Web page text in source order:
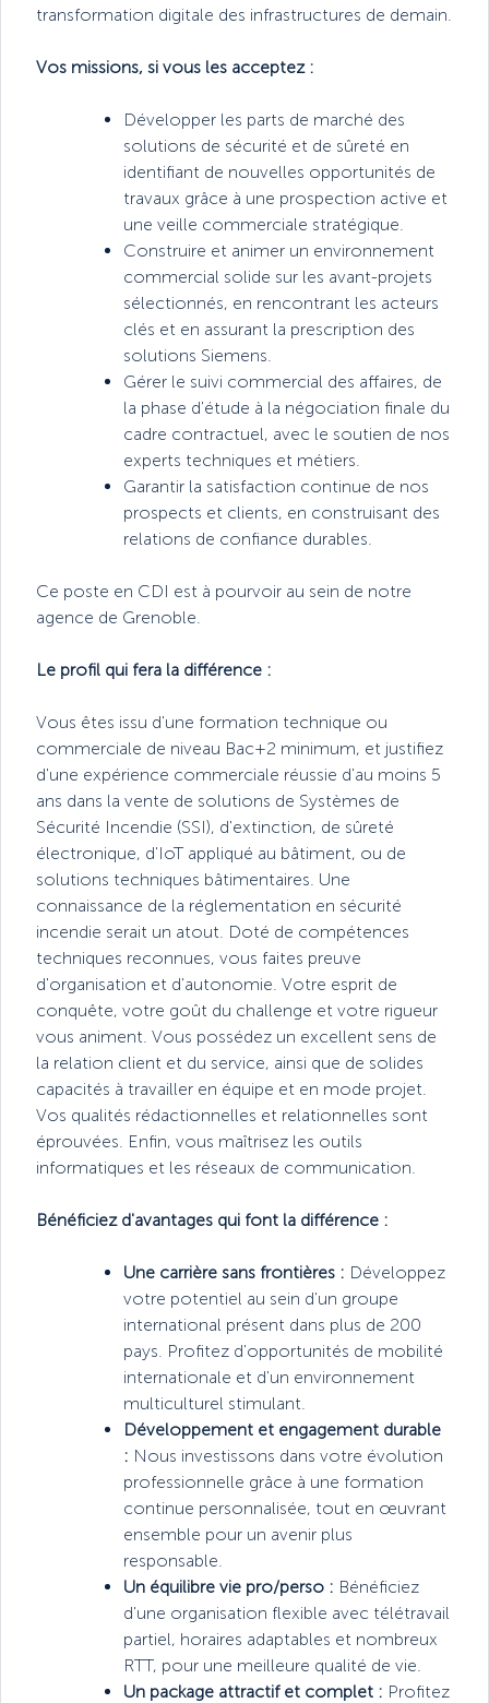
transformation digitale des infrastructures de demain.
Vos missions, si vous les acceptez :
Développer les parts de marché des
solutions de sécurité et de sûreté en
identifiant de nouvelles opportunités de
travaux grâce à une prospection active et
une veille commerciale stratégique.
Construire et animer un environnement
commercial solide sur les avant-projets
sélectionnés, en rencontrant les acteurs
clés et en assurant la prescription des
solutions Siemens.
Gérer le suivi commercial des affaires, de
la phase d'étude à la négociation finale du
cadre contractuel, avec le soutien de nos
experts techniques et métiers.
Garantir la satisfaction continue de nos
prospects et clients, en construisant des
relations de confiance durables.
Ce poste en CDI est à pourvoir au sein de notre
agence de Grenoble.
Le profil qui fera la différence :
Vous êtes issu d'une formation technique ou
commerciale de niveau Bac+2 minimum, et justifiez
d'une expérience commerciale réussie d'au moins 5
ans dans la vente de solutions de Systèmes de
Sécurité Incendie (SSI), d'extinction, de sûreté
électronique, d'IoT appliqué au bâtiment, ou de
solutions techniques bâtimentaires. Une
connaissance de la réglementation en sécurité
incendie serait un atout. Doté de compétences
techniques reconnues, vous faites preuve
d'organisation et d'autonomie. Votre esprit de
conquête, votre goût du challenge et votre rigueur
vous animent. Vous possédez un excellent sens de
la relation client et du service, ainsi que de solides
capacités à travailler en équipe et en mode projet.
Vos qualités rédactionnelles et relationnelles sont
éprouvées. Enfin, vous maîtrisez les outils
informatiques et les réseaux de communication.
Bénéficiez d'avantages qui font la différence :
Une carrière sans frontières : Développez
votre potentiel au sein d'un groupe
international présent dans plus de 200
pays. Profitez d'opportunités de mobilité
internationale et d'un environnement
multiculturel stimulant.
Développement et engagement durable
: Nous investissons dans votre évolution
professionnelle grâce à une formation
continue personnalisée, tout en œuvrant
ensemble pour un avenir plus
responsable.
Un équilibre vie pro/perso : Bénéficiez
d'une organisation flexible avec télétravail
partiel, horaires adaptables et nombreux
RTT, pour une meilleure qualité de vie.
Un package attractif et complet : Profitez